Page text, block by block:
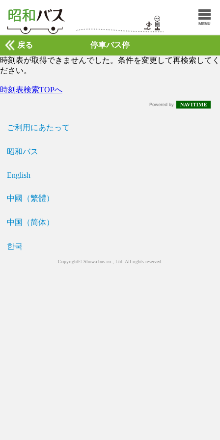
停車バス停
戻る
時刻表が取得できませんでした。条件を変更して再検索してく
ださい。
時刻表検索TOPへ
ご利用にあたって
昭和バス
English
中國（繁體）
中国（简体）
한국
Copyright© Showa bus.co., Ltd. All rights reserved.